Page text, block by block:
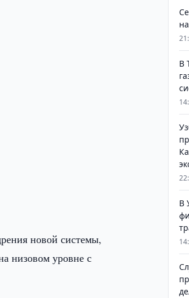
новой системы,
низовом уровне с
В
В